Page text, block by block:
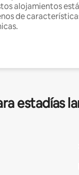
alojamientos
de
estadías